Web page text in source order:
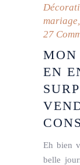
mariage
27
MON
EN
Eh bien
belle